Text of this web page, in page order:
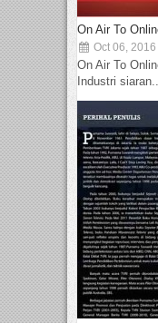
On Air To
Oct 06, 2016
On Air To
Industri